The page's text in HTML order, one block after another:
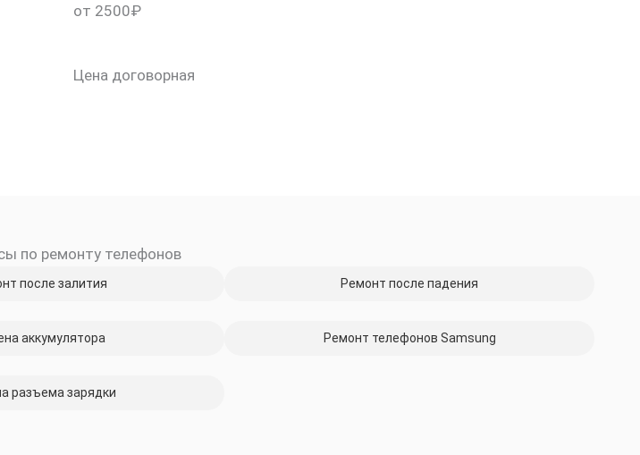
от 2500₽
Цена договорная
по ремонту телефонов
после залития
аккумулятора
разъема зарядки
Ремонт после падения
Ремонт телефонов Samsung